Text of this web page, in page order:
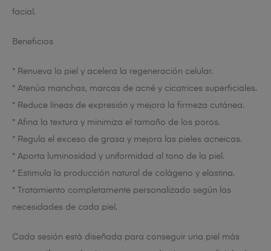
facial.
Beneficios
* Renueva la piel y acelera la regeneración celular.
* Atenúa manchas, marcas de acné y cicatrices superficiales.
* Reduce líneas de expresión y mejora la firmeza cutánea.
* Afina la textura y minimiza el tamaño de los poros.
* Regula el exceso de grasa y mejora las pieles acneicas.
* Aporta luminosidad y uniformidad al tono de la piel.
* Estimula la producción natural de colágeno y elastina.
* Tratamiento completamente personalizado según las
necesidades de cada piel.
Cada sesión está diseñada para conseguir una piel más